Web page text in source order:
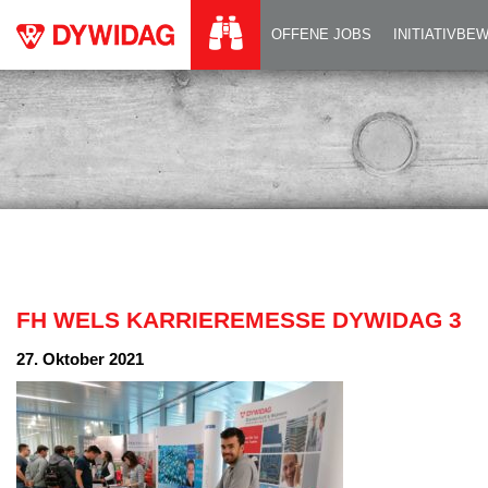
OFFENE JOBS
FH WELS
FH WELS KARRIEREMESSE DYWIDAG 3
27. Oktober 2021